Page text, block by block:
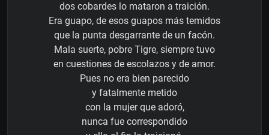
dos cobardes lo mataron a traición.
Era guapo, de esos guapos más temidos
que la punta desgarrante de un facón.
Mala suerte, pobre Tigre, siempre tuvo
en cuestiones de escolazos y de amor.
Pues no era bien parecido
y fatalmente metido
con la mujer que adoró,
nunca fue correspondido